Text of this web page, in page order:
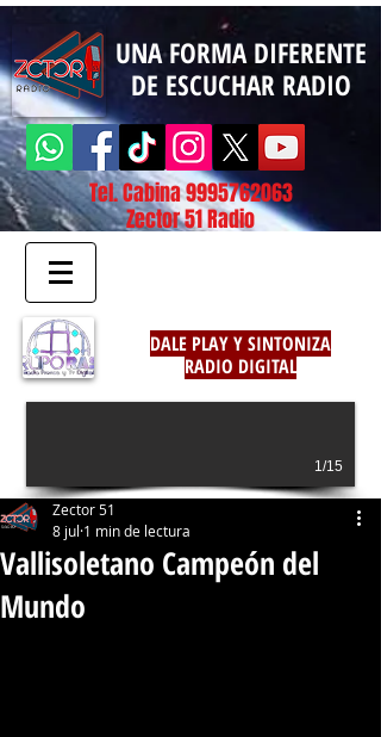
UNA FORMA DIFERENTE
DE ESCUCHAR RADIO
Tel. Cabina9995762063
Zector 51 Radio
DALE PLAY Y SINTONIZA
RADIO DIGITAL
1/15
Vallisoletano Campeón del
Mundo
Zector 51
8 jul 1 min de lectura